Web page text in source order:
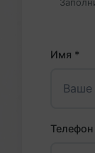
Имя *
Телефон